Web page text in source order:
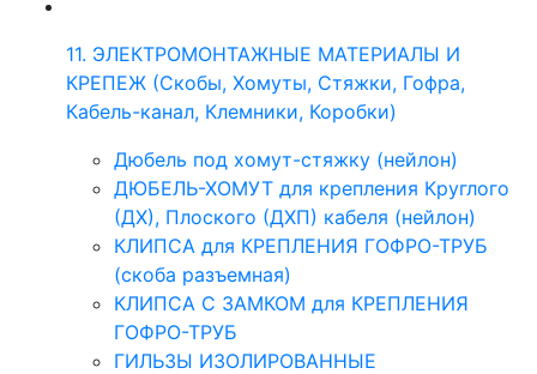
11. ЭЛЕКТРОМОНТАЖНЫЕ МАТЕРИАЛЫ И
КРЕПЕЖ (Скобы, Хомуты, Стяжки, Гофра,
Кабель-канал, Клемники, Коробки)
Дюбель под хомут-стяжку (нейлон)
ДЮБЕЛЬ-ХОМУТ для крепления Круглого
(ДХ), Плоского (ДХП) кабеля (нейлон)
КЛИПСА для КРЕПЛЕНИЯ ГОФРО-ТРУБ
(скоба разъемная)
КЛИПСА С ЗАМКОМ для КРЕПЛЕНИЯ
ГОФРО-ТРУБ
ГИЛЬЗЫ ИЗОЛИРОВАННЫЕ